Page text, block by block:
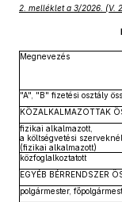
2. melléklet a 3/2026. (V.
Megnevezés
"A", "B" fizetési osztály
KÖZALKALMAZOTTAK
fizikai alkalmazott,
a költségvetési
(fizikai alkalmazott)
közfoglalkoztatott
EGYÉB BÉRRENDSZER
polgármester,